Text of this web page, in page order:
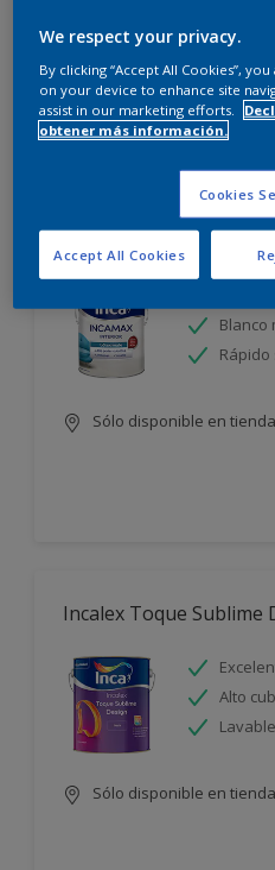
Sólo disponible en tienda
Blanco
Rápido
Sólo disponible en tienda
Incalex Toque Sublime
Alto
Lavable
Sólo disponible en tienda
We respect your privacy.
By clicking “Accept All Cookies”,
on your device to enhance site
assist in our marketing efforts.
obtener más información.
Cookies
Accept All Cookies